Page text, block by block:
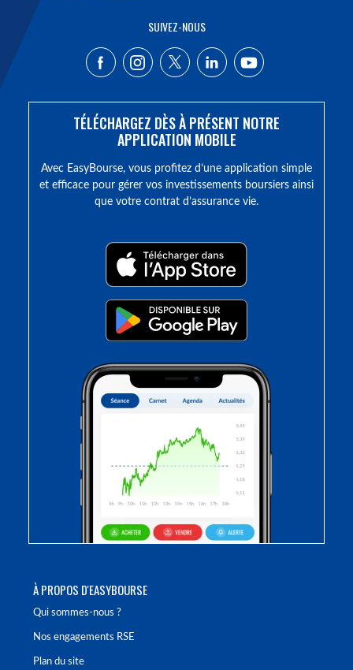
À PROPOS D'EASYBOURSE
Qui sommes-nous ?
Nos engagements RSE
Plan du site
SUIVEZ-NOUS
TÉLÉCHARGEZ DÈS À PRÉSENT NOTRE
APPLICATION MOBILE
Avec EasyBourse, vous profitez d’une application simple
et efficace pour gérer vos investissements boursiers ainsi
que votre contrat d’assurance vie.